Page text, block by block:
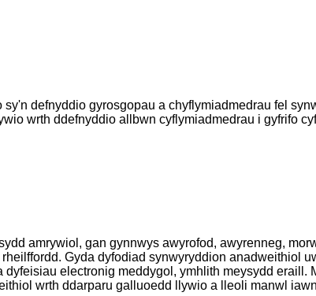
defnyddio gyrosgopau a chyflymiadmedrau fel
wrth ddefnyddio allbwn cyflymiadmedrau i gyfrifo
amrywiol, gan gynnwys awyrofod, awyrenneg,
Gyda dyfodiad synwyryddion anadweithiol
electronig meddygol, ymhlith meysydd eraill.
wrth ddarparu galluoedd llywio a lleoli manwl